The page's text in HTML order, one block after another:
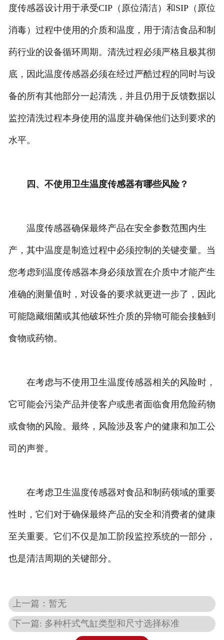
度传感器设计用于承受CIP（原位清洁）和SIP（原位
消毒）过程中使用的介质和温度，用于清洁食品和制
药行业的设备循环周期。清洗过程必须严格且极其彻
底，因此温度传感器必须在经过严酷过程的同时与设
备的所有其他部分一起清洗，并且仍用于反馈数据以
监控清洗过程本身使用的温度并确保他们达到要求的
水平。
四、不使用卫生温度传感器有哪些风险？
温度传感器确保最终产品在安全参数范围内生
产，其中温度是制造过程中必须控制的关键变量。当
您考虑到温度传感器本身必须放置在介质中才能产生
准确的测量值时，对设备的要求就更进一步了，因此
可能隐藏细菌或其他破坏性介质的异物可能会接触到
食物或药物。
在考虑与不使用卫生温度传感器相关的风险时，
它可能会污染产品并使客户或患者面临食用危险药物
或食物的风险。最终，风险涉及客户的健康和加工公
司的声誉。
在考虑卫生温度传感器对食品和制药领域的重要
性时，它们对于确保最终产品的安全和消费者的健康
至关重要。它们不仅是加工阶段监控系统的一部分，
也是清洁周期的关键部分。
上一篇：暂无
下一篇: 多种杆式气缸类型和尺寸选择标准